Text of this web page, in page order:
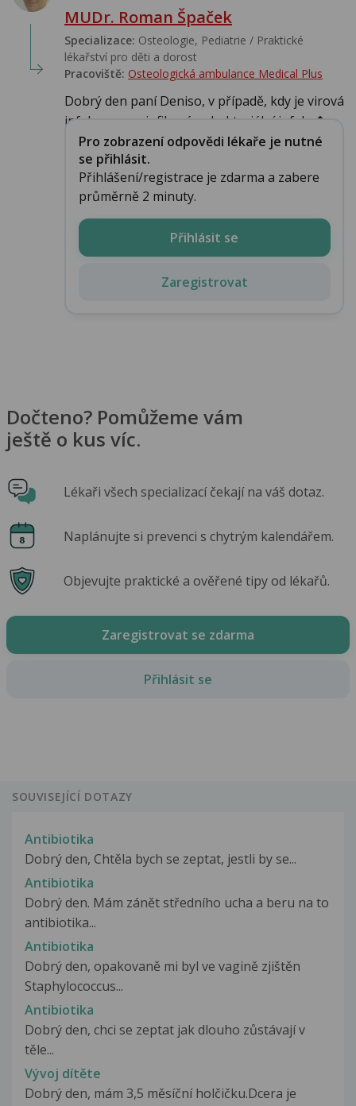
MUDr. Roman Špaček
Specializace: Osteologie, Pediatrie / Praktické
lékařství pro děti a dorost
Pracoviště: Osteologická ambulance Medical Plus
Dobrý den paní Deniso, v případě, kdy je virová
infekce supreinfikována bakteriální infekc�...
Pro zobrazení odpovědi lékaře je nutné
se přihlásit.
Přihlášení/registrace je zdarma a zabere
průměrně 2 minuty.
Přihlásit se
Zaregistrovat
Dočteno? Pomůžeme vám
ještě o kus víc.
Lékaři všech specializací čekají na váš dotaz.
Naplánujte si prevenci s chytrým kalendářem.
Objevujte praktické a ověřené tipy od lékařů.
Zaregistrovat se zdarma
Přihlásit se
SOUVISEJÍCÍ DOTAZY
Antibiotika
Dobrý den, Chtěla bych se zeptat, jestli by se...
Antibiotika
Dobrý den. Mám zánět středního ucha a beru na to
antibiotika...
Antibiotika
Dobrý den, opakovaně mi byl ve vagině zjištěn
Staphylococcus...
Antibiotika
Dobrý den, chci se zeptat jak dlouho zůstávají v
těle...
Vývoj dítěte
Dobrý den, mám 3,5 měsíční holčičku.Dcera je